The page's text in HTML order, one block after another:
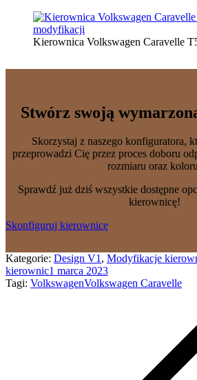
Kierownica Volkswagen Caravelle
Stwórz swoją
Skorzystaj z naszego konfiguratora,
przeprowadzi Cię przez proces doboru
rozmiaru oraz
Sprawdź już dziś wszystkie dostępne
kierownicę!
Skonfiguruj kierownicę
Kategorie: Design V1, Modyfikacje
kierownic1 marca 2023
Tagi: VolkswagenVolkswagen Caravelle